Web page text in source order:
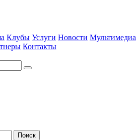
Клубы Услуги Новости Мультимедиа
Контакты
Поиск